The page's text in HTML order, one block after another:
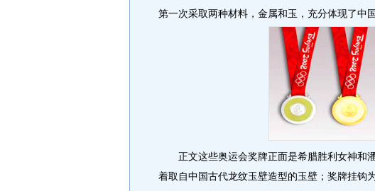
第一次采取两种材料，金属和玉，充分体现了中
正文这些奥运会奖牌正面是希腊胜利女神和
着取自中国古代龙纹玉壁造型的玉壁；奖牌挂钩